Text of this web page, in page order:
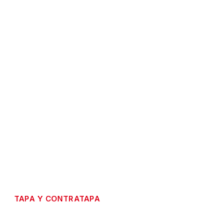
TAPA Y CONTRATAPA